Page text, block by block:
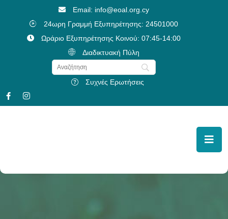
Email: info@eoal.org.cy
24ωρη Γραμμή Εξυπηρέτησης: 24501000
Ωράριο Εξυπηρέτησης Κοινού: 07:45-14:00
Διαδικτυακή Πύλη
Συχνές Ερωτήσεις